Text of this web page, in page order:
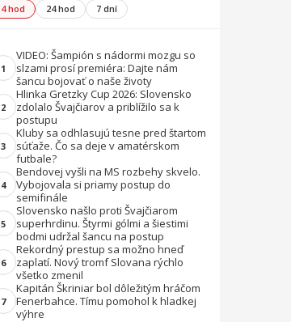
4 hod 24 hod 7 dní
1
VIDEO: Šampión s nádormi mozgu so
slzami prosí premiéra: Dajte nám
šancu bojovať o naše životy
2
Hlinka Gretzky Cup 2026: Slovensko
zdolalo Švajčiarov a priblížilo sa k
postupu
3
Kluby sa odhlasujú tesne pred štartom
súťaže. Čo sa deje v amatérskom
futbale?
4
Bendovej vyšli na MS rozbehy skvelo.
Vybojovala si priamy postup do
semifinále
5
Slovensko našlo proti Švajčiarom
superhrdinu. Štyrmi gólmi a šiestimi
bodmi udržal šancu na postup
6
Rekordný prestup sa možno hneď
zaplatí. Nový tromf Slovana rýchlo
všetko zmenil
7
Kapitán Škriniar bol dôležitým hráčom
Fenerbahce. Tímu pomohol k hladkej
výhre